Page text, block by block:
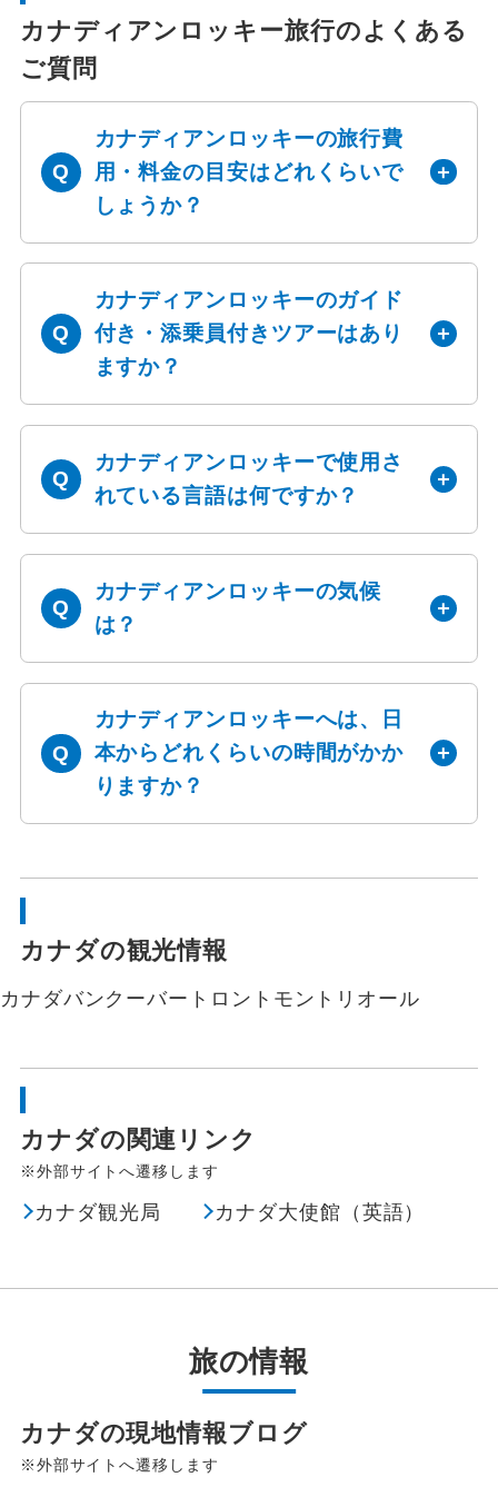
カナディアンロッキー旅行のよくある
ご質問
カナディアンロッキーの旅行費
用・料金の目安はどれくらいで
しょうか？
カナディアンロッキーのガイド
付き・添乗員付きツアーはあり
ますか？
カナディアンロッキーで使用さ
れている言語は何ですか？
カナディアンロッキーの気候
は？
カナディアンロッキーへは、日
本からどれくらいの時間がかか
りますか？
カナダの観光情報
カナダバンクーバー トロント モントリオール
カナダの関連リンク
※外部サイトへ遷移します
カナダ観光局 カナダ大使館（英語）
旅の情報
カナダの現地情報ブログ
※外部サイトへ遷移します